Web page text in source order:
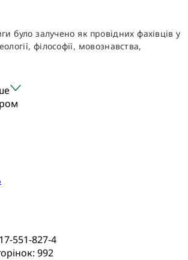
було залучено як провідних фахівців у
філософії, мовознавства,
551-827-4
992